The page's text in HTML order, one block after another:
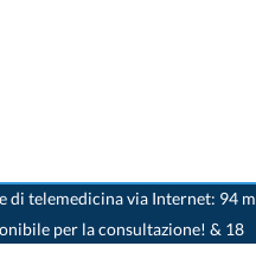
di telemedicina via Internet: 94
per la consultazione! & 18
>Dr. Ernst Schweizer>